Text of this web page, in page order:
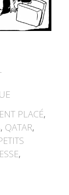
PLACÉ,
, QATAR,
,